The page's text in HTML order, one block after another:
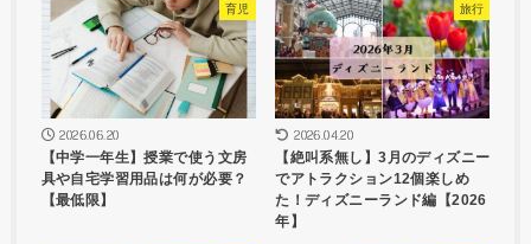
育児
2026.06.20
【中学一年生】授業で使う文房
具や自宅学習用品は何が必要？
【最低限】
旅行
2026.04.20
【絶叫系無し】3月のディズニー
でアトラクション12個楽しめ
た！ディズニーランド編【2026
年】